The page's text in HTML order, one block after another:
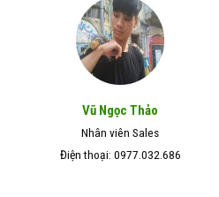
Vũ Ngọc Thảo
Nhân viên Sales
Điện thoại: 0977.032.686